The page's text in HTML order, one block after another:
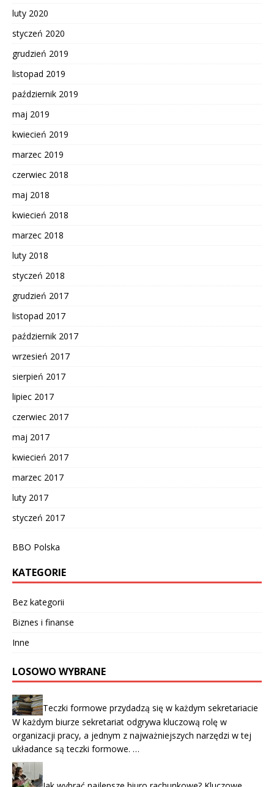
luty 2020
styczeń 2020
grudzień 2019
listopad 2019
październik 2019
maj 2019
kwiecień 2019
marzec 2019
czerwiec 2018
maj 2018
kwiecień 2018
marzec 2018
luty 2018
styczeń 2018
grudzień 2017
listopad 2017
październik 2017
wrzesień 2017
sierpień 2017
lipiec 2017
czerwiec 2017
maj 2017
kwiecień 2017
marzec 2017
luty 2017
styczeń 2017
BBO Polska
KATEGORIE
Bez kategorii
Biznes i finanse
Inne
LOSOWO WYBRANE
Teczki formowe przydadzą się w każdym sekretariacie
W każdym biurze sekretariat odgrywa kluczową rolę w
organizacji pracy, a jednym z najważniejszych narzędzi w tej
układance są teczki formowe. …